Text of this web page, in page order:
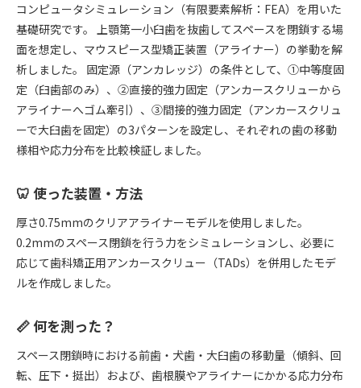
コンピュータシミュレーション（有限要素解析：FEA）を用いた
基礎研究です。 上顎第一小臼歯を抜歯してスペースを閉鎖する場
面を想定し、マウスピース型矯正装置（アライナー）の挙動を解
析しました。 固定源（アンカレッジ）の条件として、①中等度固
定（臼歯部のみ）、②直接的強力固定（アンカースクリューから
アライナーへゴム牽引）、③間接的強力固定（アンカースクリュ
ーで大臼歯を固定）の3パターンを設定し、それぞれの歯の移動
様相や応力分布を比較検証しました。
🦷 使った装置・方法
厚さ0.75mmのクリアアライナーモデルを使用しました。
0.2mmのスペース閉鎖を行う力をシミュレーションし、必要に
応じて歯科矯正用アンカースクリュー（TADs）を併用したモデ
ルを作成しました。
📏 何を測った？
スペース閉鎖時における前歯・犬歯・大臼歯の移動量（傾斜、回
転、圧下・挺出）および、歯根膜やアライナーにかかる応力分布